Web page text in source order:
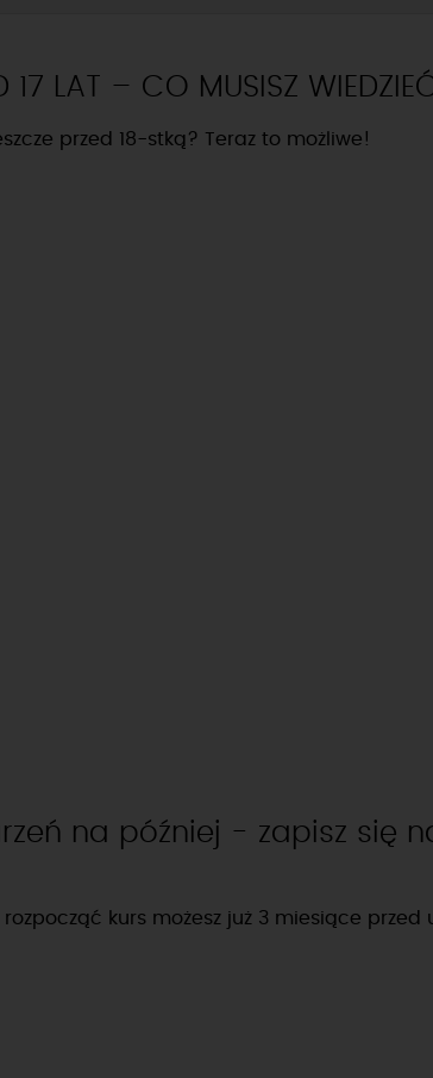
LAT – CO MUSISZ
przed 18-stką? Teraz to możliwe!
na później - zapisz się
kurs możesz już 3 miesiące przed